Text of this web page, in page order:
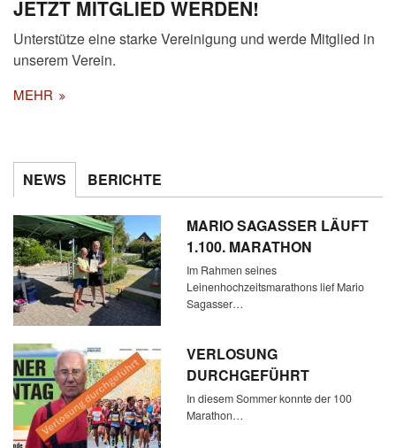
JETZT MITGLIED WERDEN!
Unterstütze eine starke Vereinigung und werde Mitglied in
unserem Verein.
MEHR
NEWS BERICHTE
MARIO SAGASSER LÄUFT
1.100. MARATHON
Im Rahmen seines
Leinenhochzeitsmarathons lief Mario
Sagasser…
VERLOSUNG
DURCHGEFÜHRT
In diesem Sommer konnte der 100
Marathon…